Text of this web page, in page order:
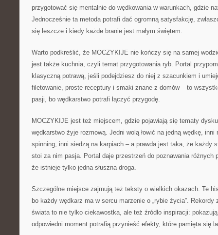
przygotować się mentalnie do wędkowania w warunkach, gdzie
Jednocześnie ta metoda potrafi dać ogromną satysfakcję,
się leszcze i kiedy każde branie jest małym świętem.
Warto podkreślić, że MOCZYKIJE nie kończy się na samej
jest także kuchnia, czyli temat przygotowania ryb. Portal
klasyczną potrawą, jeśli podejdziesz do niej z szacunkiem i
filetowanie, proste receptury i smaki znane z domów – to
pasji, bo wędkarstwo potrafi łączyć przygodę.
MOCZYKIJE jest też miejscem, gdzie pojawiają się tematy
wędkarstwo żyje rozmową. Jedni wolą łowić na jedną wędkę,
spinning, inni siedzą na karpiach – a prawda jest taka, że każdy
stoi za nim pasja. Portal daje przestrzeń do poznawania różnych
że istnieje tylko jedna słuszna droga.
Szczególne miejsce zajmują też teksty o wielkich okazach. Te
bo każdy wędkarz ma w sercu marzenie o „rybie życia”.
świata to nie tylko ciekawostka, ale też źródło inspiracji:
odpowiedni moment potrafią przynieść efekty, które pamięta się